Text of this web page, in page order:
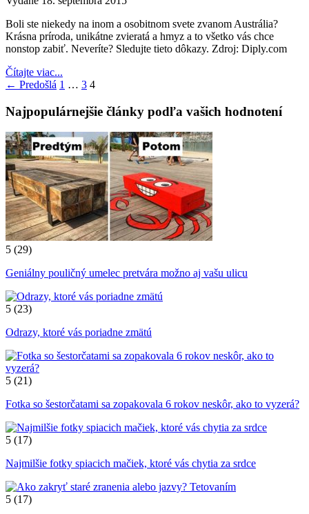
Boli ste niekedy na inom a osobitnom svete zvanom Austrália?
Krásna príroda, unikátne zvieratá a hmyz a to všetko vás chce
nonstop zabiť. Neveríte? Sledujte tieto dôkazy. Zdroj: Diply.com
Čítajte viac...
← Predošlá 1 … 3 4
Najpopulárnejšie články podľa vašich hodnotení
5 (29)
Geniálny pouličný umelec pretvára možno aj vašu ulicu
5 (23)
Odrazy, ktoré vás poriadne zmätú
5 (21)
Fotka so šestorčatami sa zopakovala 6 rokov neskôr, ako to vyzerá?
5 (17)
Najmilšie fotky spiacich mačiek, ktoré vás chytia za srdce
5 (17)